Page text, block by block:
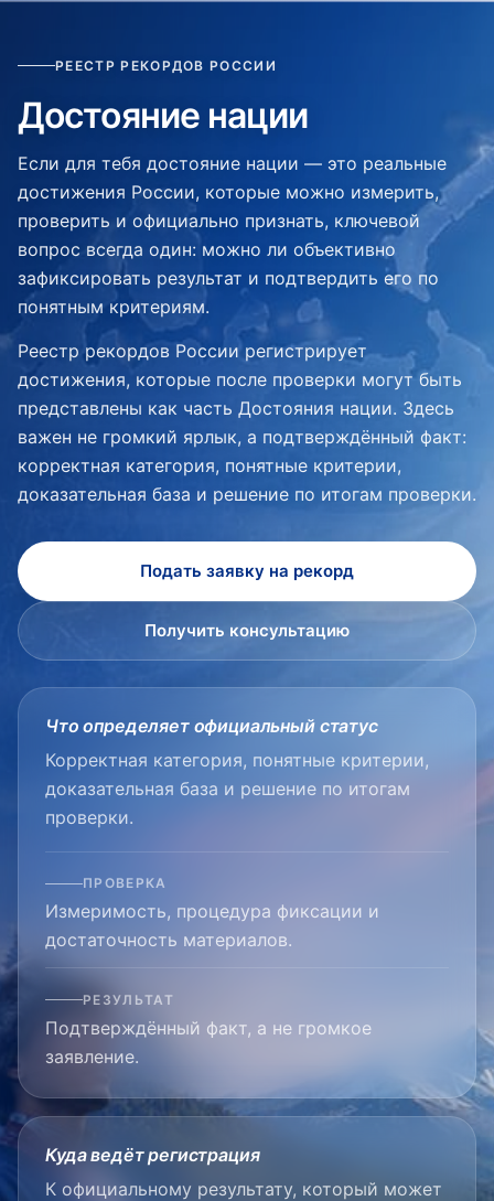
РЕЕСТР РЕКОРДОВ РОССИИ
Достояние нации
Если для тебя достояние нации — это реальные
достижения России, которые можно измерить,
проверить и официально признать, ключевой
вопрос всегда один: можно ли объективно
зафиксировать результат и подтвердить его по
понятным критериям.
Реестр рекордов России регистрирует
достижения, которые после проверки могут быть
представлены как часть Достояния нации. Здесь
важен не громкий ярлык, а подтверждённый факт:
корректная категория, понятные критерии,
доказательная база и решение по итогам проверки.
Подать заявку на рекорд
Получить консультацию
Что определяет официальный статус
Корректная категория, понятные критерии,
доказательная база и решение по итогам
проверки.
ПРОВЕРКА
Измеримость, процедура фиксации и
достаточность материалов.
РЕЗУЛЬТАТ
Подтверждённый факт, а не громкое
заявление.
Куда ведёт регистрация
К официальному результату, который может